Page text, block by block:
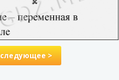
следующее >